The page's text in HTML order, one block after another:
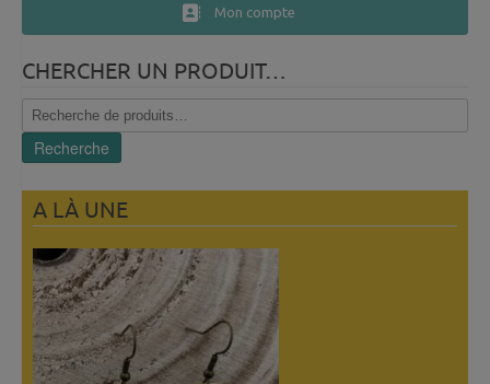
Mon compte
CHERCHER UN PRODUIT…
Recherche
pour :
Recherche
A LÀ UNE